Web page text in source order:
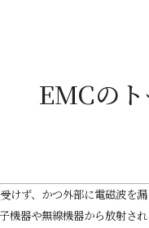
EMCの
けず、かつ外部に電磁波を
機器や無線機器から放射さ